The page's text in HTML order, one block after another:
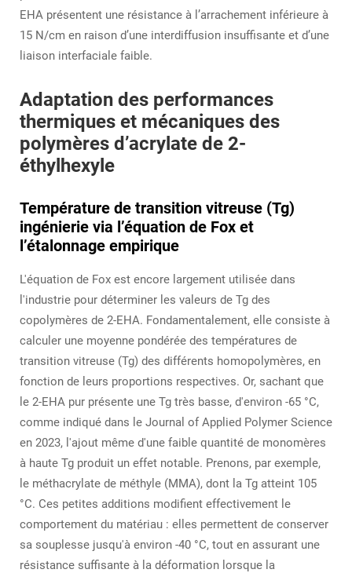
EHA présentent une résistance à l’arrachement inférieure à
15 N/cm en raison d’une interdiffusion insuffisante et d’une
liaison interfaciale faible.
Adaptation des performances
thermiques et mécaniques des
polymères d’acrylate de 2-
éthylhexyle
Température de transition vitreuse (Tg)
ingénierie via l’équation de Fox et
l’étalonnage empirique
L'équation de Fox est encore largement utilisée dans
l'industrie pour déterminer les valeurs de Tg des
copolymères de 2-EHA. Fondamentalement, elle consiste à
calculer une moyenne pondérée des températures de
transition vitreuse (Tg) des différents homopolymères, en
fonction de leurs proportions respectives. Or, sachant que
le 2-EHA pur présente une Tg très basse, d'environ -65 °C,
comme indiqué dans le Journal of Applied Polymer Science
en 2023, l'ajout même d'une faible quantité de monomères
à haute Tg produit un effet notable. Prenons, par exemple,
le méthacrylate de méthyle (MMA), dont la Tg atteint 105
°C. Ces petites additions modifient effectivement le
comportement du matériau : elles permettent de conserver
sa souplesse jusqu'à environ -40 °C, tout en assurant une
résistance suffisante à la déformation lorsque la